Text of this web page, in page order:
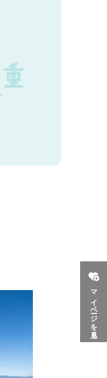
マイページを見る